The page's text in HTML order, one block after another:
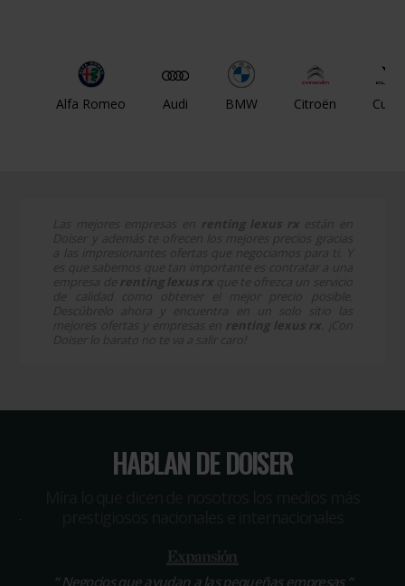
Alfa Romeo Audi BMW Citroën
HABLAN DE DOISER
“Negocios que ayudan a las pequeñas empresas “